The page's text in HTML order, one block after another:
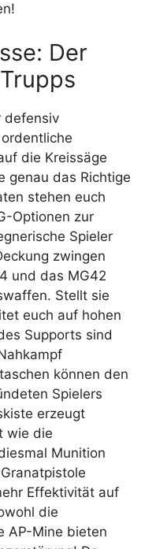
Der
defensiv
die Kreissäge
genau das Richtige
stehen euch
Optionen zur
Spieler
zwingen
und das MG42
Stellt sie
euch auf hohen
Supports sind
können den
Spielers
erzeugt
wie die
Munition
Effektivität auf
die
AP-Mine bieten